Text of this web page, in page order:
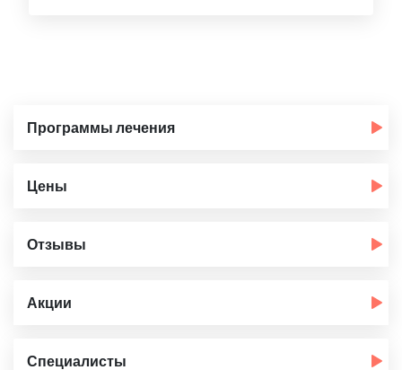
Программы лечения
Цены
Отзывы
Акции
Специалисты